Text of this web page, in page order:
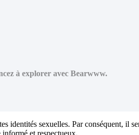
à explorer avec Bearwww.
identités sexuelles. Par conséquent, il
et respectueux.